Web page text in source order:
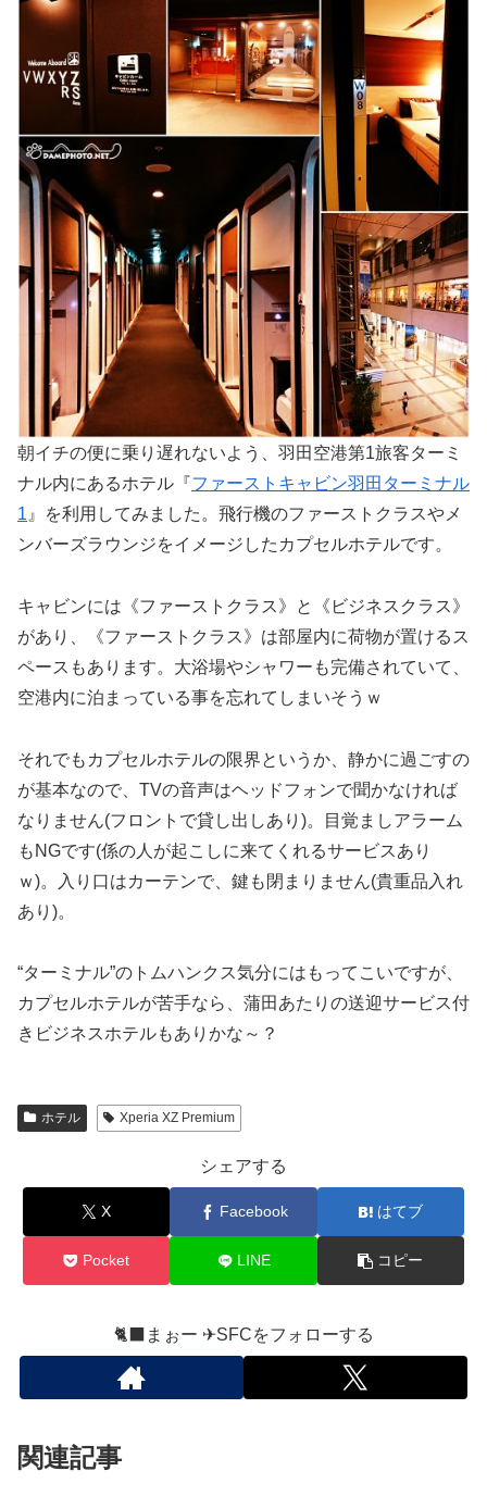
朝イチの便に乗り遅れないよう、羽田空港第1旅客ターミ
ナル内にあるホテル『ファーストキャビン羽田ターミナル
1 』を利用してみました。飛行機のファーストクラスやメ
ンバーズラウンジをイメージしたカプセルホテルです。
キャビンには《ファーストクラス》と《ビジネスクラス》
があり、《ファーストクラス》は部屋内に荷物が置けるス
ペースもあります。大浴場やシャワーも完備されていて、
空港内に泊まっている事を忘れてしまいそうｗ
それでもカプセルホテルの限界というか、静かに過ごすの
が基本なので、TVの音声はヘッドフォンで聞かなければ
なりません(フロントで貸し出しあり)。目覚ましアラーム
もNGです(係の人が起こしに来てくれるサービスあり
ｗ)。入り口はカーテンで、鍵も閉まりません(貴重品入れ
あり)。
“ターミナル”のトムハンクス気分にはもってこいですが、
カプセルホテルが苦手なら、蒲田あたりの送迎サービス付
きビジネスホテルもありかな～？
ホテル Xperia XZ Premium
シェアする
X Facebook はてブ
Pocket LINE コピー
🐈‍⬛まぉー ✈︎SFCをフォローする
関連記事